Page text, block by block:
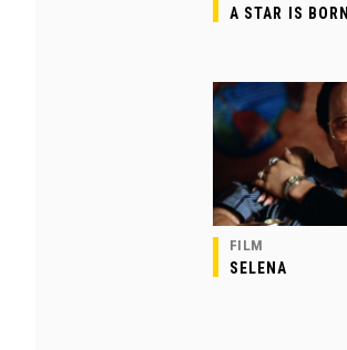
A STAR IS BORN
FILM
SELENA